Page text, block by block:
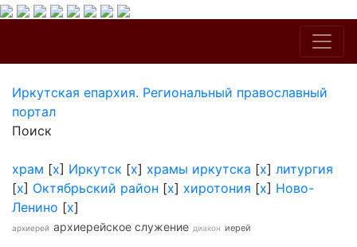
Иркутская епархия. Региональный православный
портал
Поиск
храм [x] Иркутск [x] храмы иркутска [x] литургия
[x] Октябрьский район [x] хиротония [x] Ново-
Ленино [x]
архиерей архиерейское служение диакон иерей